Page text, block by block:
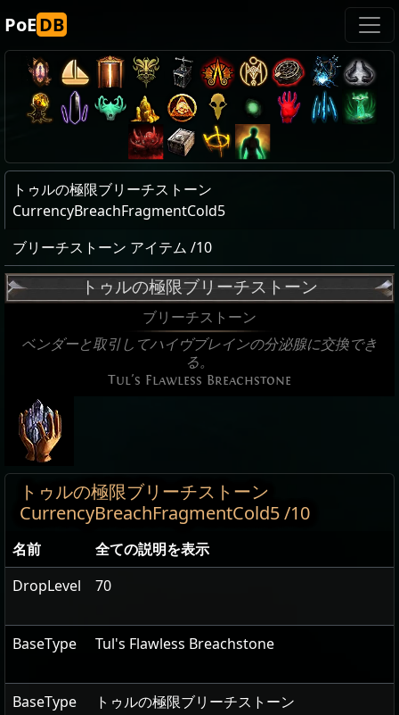
PoEDB
トゥルの極限ブリーチストーン
CurrencyBreachFragmentCold5
ブリーチストーン アイテム /10
トゥルの極限ブリーチストーン
ブリーチストーン
ベンダーと取引してハイヴブレインの分泌腺に交換でき
る。
Tul's Flawless Breachstone
トゥルの極限ブリーチストーン
CurrencyBreachFragmentCold5 /10
名前
全ての説明を表示
DropLevel
70
BaseType Tul's Flawless Breachstone
BaseType トゥルの極限ブリーチストーン